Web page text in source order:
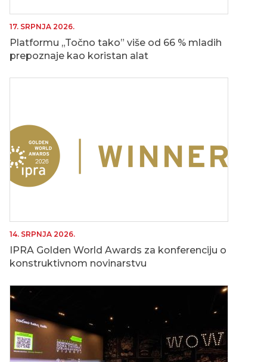
17. SRPNJA 2026.
Platformu „Točno tako” više od 66 % mladih
prepoznaje kao koristan alat
14. SRPNJA 2026.
IPRA Golden World Awards za konferenciju o
konstruktivnom novinarstvu